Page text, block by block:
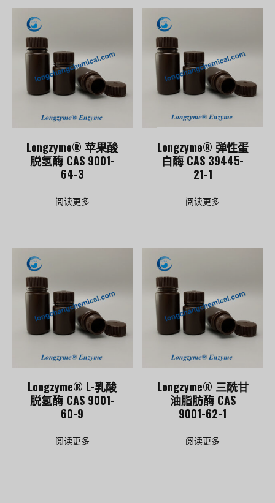
Longzyme® 苹果酸
脱氢酶 CAS 9001-
64-3
阅读更多
Longzyme® 弹性蛋
白酶 CAS 39445-
21-1
阅读更多
Longzyme® L-乳酸
脱氢酶 CAS 9001-
60-9
阅读更多
Longzyme® 三酰甘
油脂肪酶 CAS
9001-62-1
阅读更多